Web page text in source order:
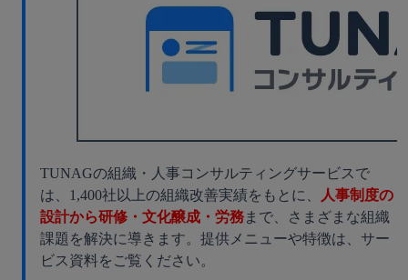
TUNAGの組織・人事コンサルティングサービスで
は、1,400社以上の組織改善実績をもとに、
人事制度の
設計から研修・文化醸成・労務まで、さまざまな組織
課題を解決に導きます。提供メニューや特徴は、サー
ビス資料をご覧ください。